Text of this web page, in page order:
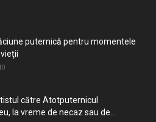
puternică pentru momentele
către Atotputernicul
la vreme de necaz sau de...